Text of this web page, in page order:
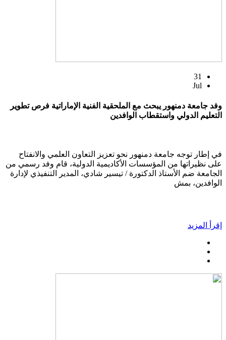
31
Jul
وفد جامعة دمنهور يبحث مع الملحقية الفنية الإماراتية فرص تطوير
التعليم الدولي واستقطاب الوافدين
في إطار توجه جامعة دمنهور نحو تعزيز التعاون العلمي والانفتاح
على نظيراتها من المؤسسات الأكاديمية الدولية، قام وفد رسمي من
الجامعة ضم الأستاذ الدكتورة / تيسير شادي، المدير التنفيذي لإدارة
الوافدين، بمش
إقرأ المزيد